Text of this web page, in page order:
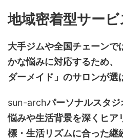
地域密着型サー
大手ジムや全国チェーンで
かな悩みに対応するため、
ダーメイド」のサロンが選
sun-archパーソナルスタ
悩みや生活背景を深くヒア
標・生活リズムに合った継